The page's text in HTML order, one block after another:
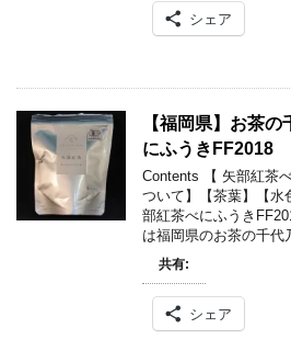
シェア
【福岡県】お茶
にふうきFF2018
Contents 【 矢部紅茶
ついて】【茶葉】【水
部紅茶べにふうき
は福岡県のお茶の千
共有:
シェア